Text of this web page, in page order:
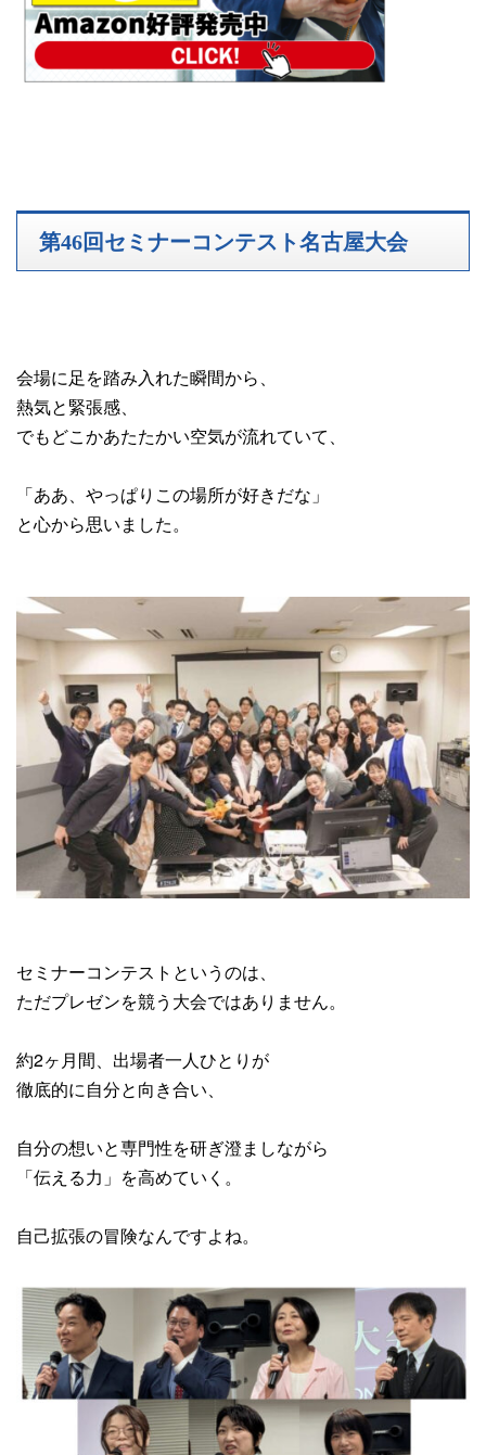
第46回セミナーコンテスト名古屋大会
会場に足を踏み入れた瞬間から、
熱気と緊張感、
でもどこかあたたかい空気が流れていて、
「ああ、やっぱりこの場所が好きだな」
と心から思いました。
セミナーコンテストというのは、
ただプレゼンを競う大会ではありません。
約2ヶ月間、出場者一人ひとりが
徹底的に自分と向き合い、
自分の想いと専門性を研ぎ澄ましながら
「伝える力」を高めていく。
自己拡張の冒険なんですよね。